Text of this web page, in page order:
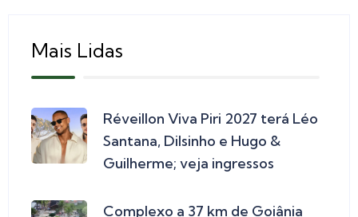
Mais Lidas
Réveillon Viva Piri 2027 terá Léo
Santana, Dilsinho e Hugo &
Guilherme; veja ingressos
Complexo a 37 km de Goiânia